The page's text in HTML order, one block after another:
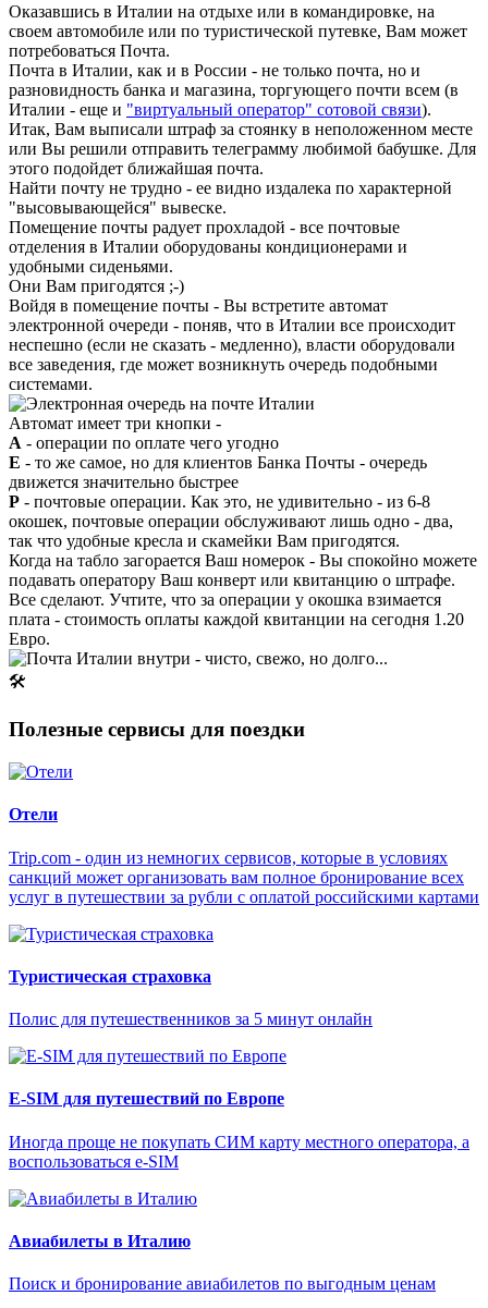
Оказавшись в Италии на отдыхе или в командировке, на
своем автомобиле или по туристической путевке, Вам может
потребоваться Почта.
Почта в Италии, как и в России - не только почта, но и
разновидность банка и магазина, торгующего почти всем (в
Италии - еще и "виртуальный оператор" сотовой связи).
Итак, Вам выписали штраф за стоянку в неположенном месте
или Вы решили отправить телеграмму любимой бабушке. Для
этого подойдет ближайшая почта.
Найти почту не трудно - ее видно издалека по характерной
"высовывающейся" вывеске.
Помещение почты радует прохладой - все почтовые
отделения в Италии оборудованы кондиционерами и
удобными сиденьями.
Они Вам пригодятся ;-)
Войдя в помещение почты - Вы встретите автомат
электронной очереди - поняв, что в Италии все происходит
неспешно (если не сказать - медленно), власти оборудовали
все заведения, где может возникнуть очередь подобными
системами.
Автомат имеет три кнопки -
A - операции по оплате чего угодно
E - то же самое, но для клиентов Банка Почты - очередь
движется значительно быстрее
P - почтовые операции. Как это, не удивительно - из 6-8
окошек, почтовые операции обслуживают лишь одно - два,
так что удобные кресла и скамейки Вам пригодятся.
Когда на табло загорается Ваш номерок - Вы спокойно можете
подавать оператору Ваш конверт или квитанцию о штрафе.
Все сделают. Учтите, что за операции у окошка взимается
плата - стоимость оплаты каждой квитанции на сегодня 1.20
Евро.
🛠
Полезные сервисы для поездки
Отели
Trip.com - один из немногих сервисов, которые в условиях
санкций может организовать вам полное бронирование всех
услуг в путешествии за рубли с оплатой российскими картами
Туристическая страховка
Полис для путешественников за 5 минут онлайн
E-SIM для путешествий по Европе
Иногда проще не покупать СИМ карту местного оператора, а
воспользоваться e-SIM
Авиабилеты в Италию
Поиск и бронирование авиабилетов по выгодным ценам